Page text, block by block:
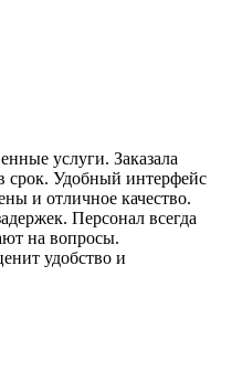
услуги. Заказала
срок. Удобный интерфейс
и отличное качество.
Персонал всегда
на вопросы.
удобство и